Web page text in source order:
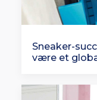
Sneaker-
være et